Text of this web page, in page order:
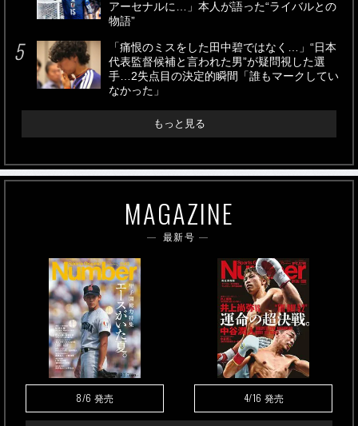
アーセナルに…」本人が語った“ライバルとの
物語”
「痛恨のミスをした田中碧ではなく…」“日本
代表監督候補と言われた男”が疑問視した選
手…2失点目の決定的瞬間「誰もマークしてい
なかった」
もっと見る
MAGAZINE
最新号
8/6 発売 4/16 発売